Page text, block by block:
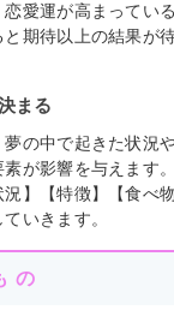
愛運が高まってい
期待以上の結果が
まる
の中で起きた状況
が影響を与えます
】【特徴】【食べ
いきます。
の